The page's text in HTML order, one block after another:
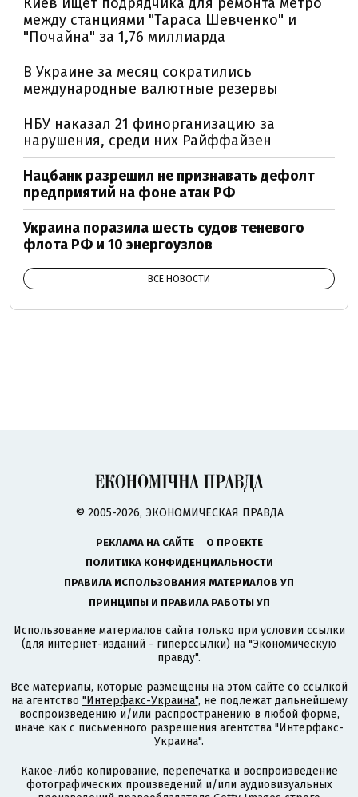
между станциями "Тараса Шевченко" и
"Почайна" за 1,76 миллиарда
В Украине за месяц сократились
международные валютные резервы
НБУ наказал 21 финорганизацию за
нарушения, среди них Райффайзен
Нацбанк разрешил не признавать дефолт
предприятий на фоне атак РФ
Украина поразила шесть судов теневого
флота РФ и 10 энергоузлов
ВСЕ НОВОСТИ
© 2005-2026, ЭКОНОМИЧЕСКАЯ ПРАВДА
РЕКЛАМА НА САЙТЕ
О ПРОЕКТЕ
ПОЛИТИКА КОНФИДЕНЦИАЛЬНОСТИ
ПРАВИЛА ИСПОЛЬЗОВАНИЯ МАТЕРИАЛОВ УП
ПРИНЦИПЫ И ПРАВИЛА РАБОТЫ УП
Использование материалов сайта только при условии ссылки
(для интернет-изданий - гиперссылки) на "Экономическую
правду".
Все материалы, которые размещены на этом сайте со ссылкой
на агентство "Интерфакс-Украина", не подлежат дальнейшему
воспроизведению и/или распространению в любой форме,
иначе как с письменного разрешения агентства "Интерфакс-
Украина".
Какое-либо копирование, перепечатка и воспроизведение
фотографических произведений и/или аудиовизуальных